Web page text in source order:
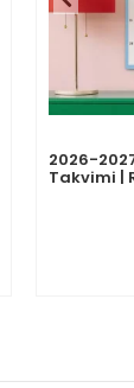
2026-
Takvimi |